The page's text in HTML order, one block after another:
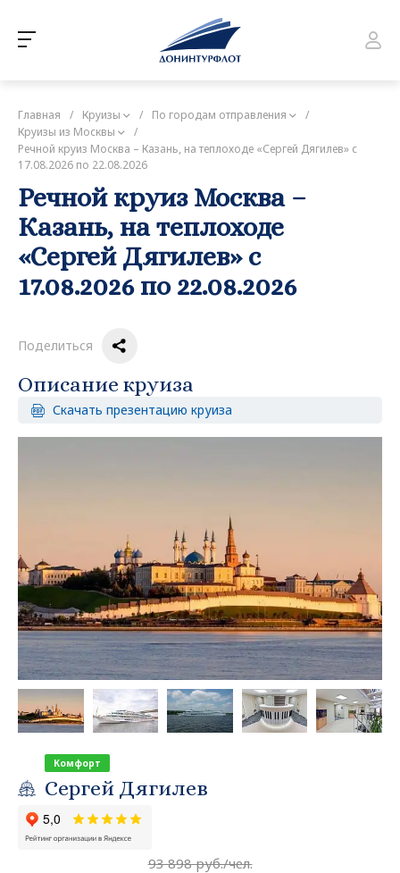
Главная / Круизы / По городам отправления
/
Круизы из Москвы
/
Речной круиз Москва – Казань, на теплоходе «Сергей Дягилев» с
17.08.2026 по 22.08.2026
Речной круиз Москва –
Казань, на теплоходе
«Сергей Дягилев» с
17.08.2026 по 22.08.2026
Поделиться
Описание круиза
Скачать презентацию круиза
Комфорт
Сергей Дягилев
93 898 руб./чел.